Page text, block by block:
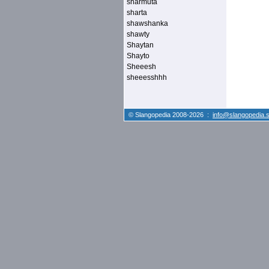
sharmuta
sharta
shawshanka
shawty
Shaytan
Shayto
Sheeesh
sheeesshhh
© Slangopedia 2008-2026 :